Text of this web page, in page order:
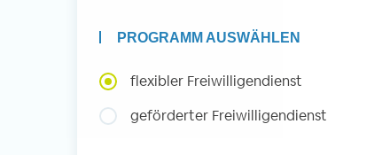
Ausland -
Erfahrungsberichte
PROGRAMM AUSWÄHLEN
flexibler Freiwilligendienst
geförderter Freiwilligendienst